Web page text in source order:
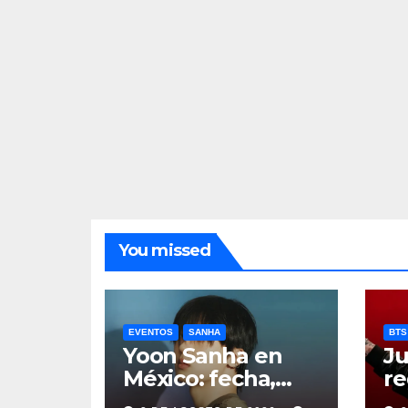
You missed
EVENTOS SANHA
Yoon Sanha en
México: fecha,
precios y boletos
BTS